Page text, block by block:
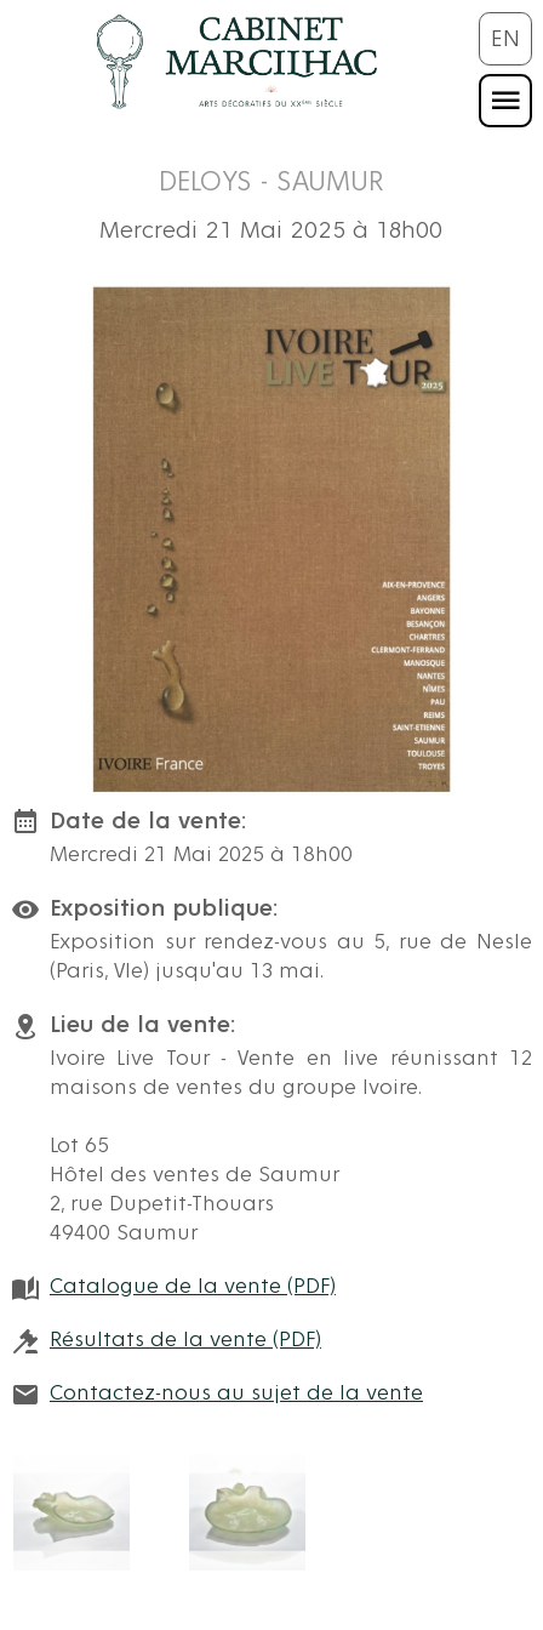
EN
DELOYS - SAUMUR
Mercredi 21 Mai 2025 à 18h00
Date de la vente:
Mercredi 21 Mai 2025 à 18h00
Exposition publique:
Exposition sur rendez-vous au 5, rue de Nesle
(Paris, VIe) jusqu'au 13 mai.
Lieu de la vente:
Ivoire Live Tour - Vente en live réunissant 12
maisons de ventes du groupe Ivoire.
Lot 65
Hôtel des ventes de Saumur
2, rue Dupetit-Thouars
49400 Saumur
Catalogue de la vente (PDF)
Résultats de la vente (PDF)
Contactez-nous au sujet de la vente